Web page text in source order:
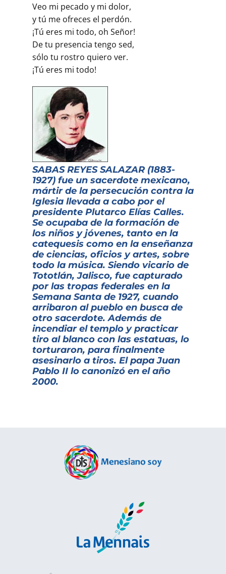
Veo mi pecado y mi dolor,
y tú me ofreces el perdón.
¡Tú eres mi todo, oh Señor!
De tu presencia tengo sed,
sólo tu rostro quiero ver.
¡Tú eres mi todo!
SABAS REYES SALAZAR (1883-
1927) fue un sacerdote mexicano,
mártir de la persecución contra la
Iglesia llevada a cabo por el
presidente Plutarco Elías Calles.
Se ocupaba de la formación de
los niños y jóvenes, tanto en la
catequesis como en la enseñanza
de ciencias, oficios y artes, sobre
todo la música. Siendo vicario de
Tototlán, Jalisco, fue capturado
por las tropas federales en la
Semana Santa de 1927, cuando
arribaron al pueblo en busca de
otro sacerdote. Además de
incendiar el templo y practicar
tiro al blanco con las estatuas, lo
torturaron, para finalmente
asesinarlo a tiros. El papa Juan
Pablo II lo canonizó en el año
2000.